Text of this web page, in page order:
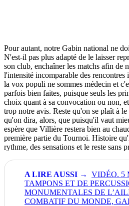
Pour autant, notre Gabin national ne
N'est-il pas plus adapté de le laisser
son club, enchaîner les matchs afin de
l'intensité incomparable des
la vox populi ne sommes médecin et
parfois bien faites, puisque seuls les
choix quant à sa convocation ou non,
trop notre avis. Reste qu'on se plaît à
qu'on dira, alors, que puisqu'il vaut
espère que Villière restera bien au
première partie du Tournoi. Histoire
rythme, des sensations et le reste sans
VIDÉO. 5
TAMPONS ET DE
MONUMENTALES DE
COMBATIF DU MONDE,